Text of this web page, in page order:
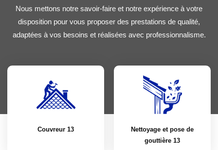
Nous mettons notre savoir-faire et notre expérience à votre
disposition pour vous proposer des prestations de qualité,
adaptées à vos besoins et réalisées avec professionnalisme.
Couvreur 13
Nettoyage et pose de
gouttière 13